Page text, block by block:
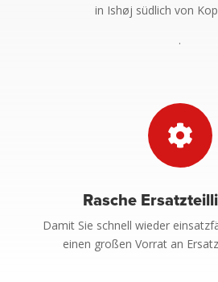
in Ishøj südlich von
.

Rasche
Damit Sie schnell wieder
einen großen Vorrat an